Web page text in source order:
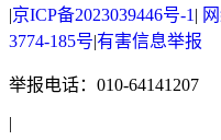
|京ICP备2023039446号-1 |
3774-185号|有害信息举报
举报电话：010-64141207
|